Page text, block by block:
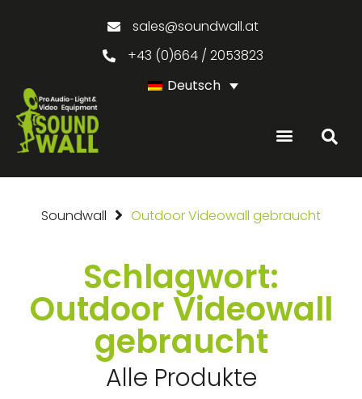
sales@soundwall.at
+43 (0)664 / 2053823
Deutsch
Soundwall Outdoor Videowall gebraucht
Schlagwort:
Outdoor Videowall
gebraucht
Alle Produkte